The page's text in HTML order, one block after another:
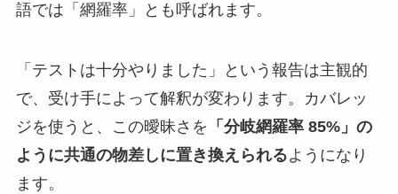
語では「網羅率」とも呼ばれます。
「テストは十分やりました」という報告は主観的
で、受け手によって解釈が変わります。カバレッ
ジを使うと、この曖昧さを 「分岐網羅率 85%」の
ように共通の物差しに置き換えられるようになり
ます。